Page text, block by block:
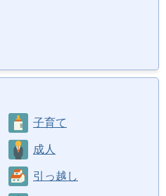
子育て
成人
引っ越し